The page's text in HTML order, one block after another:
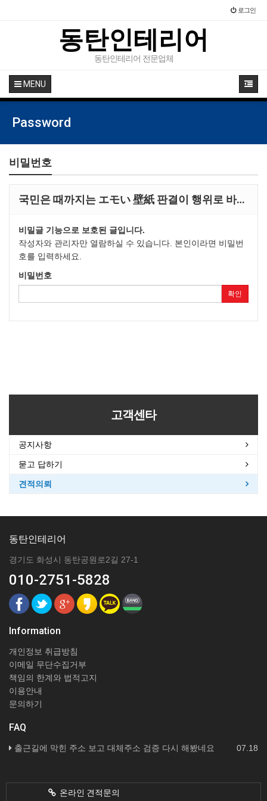
로그인
동탄인테리어
동탄인테리어 전문업체
MENU
Password
비밀번호
국민은 때까지는 エモい 壁紙 판결이 행위로 바…
비밀글 기능으로 보호된 글입니다.
작성자와 관리자만 열람하실 수 있습니다. 본인이라면 비밀번
호를 입력하세요.
비밀번호
확인
고객센타
공지사항
묻고 답하기
견적의뢰
동탄인테리어
경기도 화성시 동탄공원로2길 27-1
010-2751-5828
Information
개인정보 취급방침
이메일 무단수집거부
책임의 한계와 법적고지
이용안내
문의하기
FAQ
07.18
출근길에 막힌 주소 보고 대체주소 검증 다시 해봤네요
온라인 견적문의